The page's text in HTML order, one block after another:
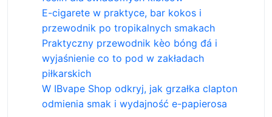
E-cigarete w praktyce, bar kokos i
przewodnik po tropikalnych smakach
Praktyczny przewodnik kèo bóng đá i
wyjaśnienie co to pod w zakładach
piłkarskich
W IBvape Shop odkryj, jak grzałka clapton
odmienia smak i wydajność e-papierosa